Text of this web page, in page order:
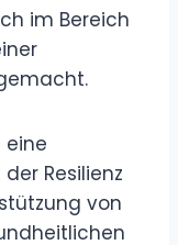
im Bereich
eine
Resilienz
von